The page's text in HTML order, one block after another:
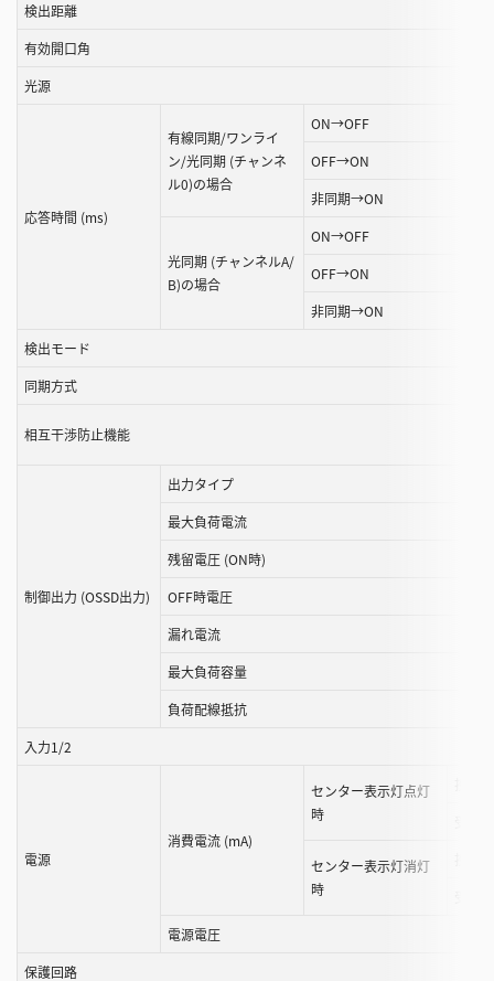
検出距離
有効開口角
光源
応答時間 (ms)
有線同期/ワンライ
ン/光同期 (チャンネ
ル0)の場合
ON→OFF
OFF→ON
非同期→ON
光同期 (チャンネルA/
B)の場合
ON→OFF
OFF→ON
非同期→ON
検出モード
同期方式
相互干渉防止機能
制御出力 (OSSD出力)
出力タイプ
最大負荷電流
残留電圧 (ON時)
OFF時電圧
漏れ電流
最大負荷容量
負荷配線抵抗
入力1/2
電源
消費電流 (mA)
センター表示灯点灯
時
センター表示灯消灯
時
電源電圧
保護回路